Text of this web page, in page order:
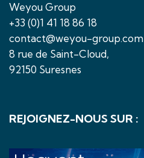
Weyou Group
+33 (0)1 41 18 86 18
contact@weyou-group.com
8 rue de Saint-Cloud,
92150 Suresnes
REJOIGNEZ-NOUS SUR :